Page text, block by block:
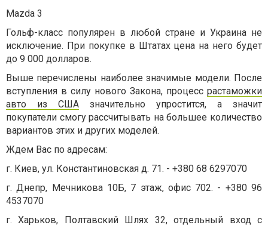
Mazda 3
Гольф-класс популярен в любой стране и Украина не
исключение. При покупке в Штатах цена на него будет
до 9 000 долларов.
Выше перечислены наиболее значимые модели. После
вступления в силу нового Закона, процесс растаможки
авто из США значительно упростится, а значит
покупатели смогу рассчитывать на большее количество
вариантов этих и других моделей.
Ждем Вас по адресам:
г. Киев, ул. Константиновская д. 71. - +380 68 6297070
г. Днепр, Мечникова 10Б, 7 этаж, офис 702. - +380 96
4537070
г. Харьков, Полтавский Шлях 32, отдельный вход с